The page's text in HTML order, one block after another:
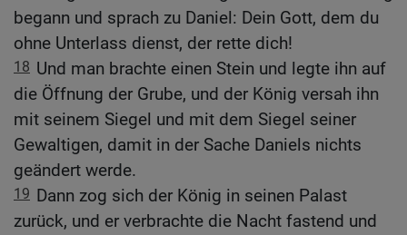
begann und sprach zu Daniel: Dein Gott, dem du
ohne Unterlass dienst, der rette dich!
18 Und man brachte einen Stein und legte ihn auf
die Öffnung der Grube, und der König versah ihn
mit seinem Siegel und mit dem Siegel seiner
Gewaltigen, damit in der Sache Daniels nichts
geändert werde.
19 Dann zog sich der König in seinen Palast
zurück, und er verbrachte die Nacht fastend und